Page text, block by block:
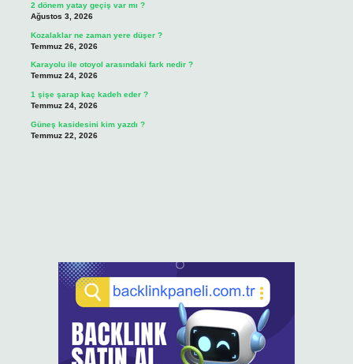
2 dönem yatay geçiş var mı ?
Ağustos 3, 2026
Kozalaklar ne zaman yere düşer ?
Temmuz 26, 2026
Karayolu ile otoyol arasındaki fark nedir ?
Temmuz 24, 2026
1 şişe şarap kaç kadeh eder ?
Temmuz 24, 2026
Güneş kasidesini kim yazdı ?
Temmuz 22, 2026